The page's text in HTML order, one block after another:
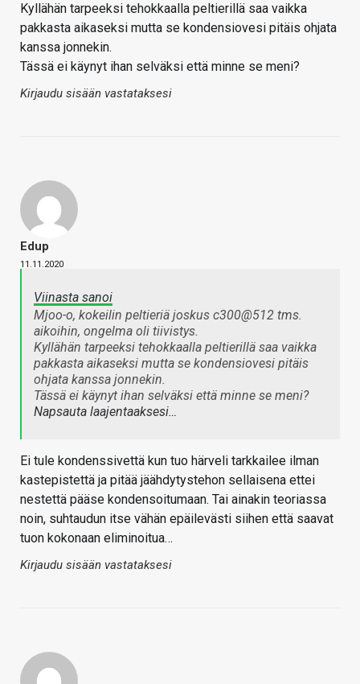
Kyllähän tarpeeksi tehokkaalla peltierillä saa vaikka
pakkasta aikaseksi mutta se kondensiovesi pitäis ohjata
kanssa jonnekin.
Tässä ei käynyt ihan selväksi että minne se meni?
Kirjaudu sisään vastataksesi
Edup
11.11.2020
Viinasta sanoi
Mjoo-o, kokeilin peltieriä joskus c300@512 tms.
aikoihin, ongelma oli tiivistys.
Kyllähän tarpeeksi tehokkaalla peltierillä saa vaikka
pakkasta aikaseksi mutta se kondensiovesi pitäis
ohjata kanssa jonnekin.
Tässä ei käynyt ihan selväksi että minne se meni?
Napsauta laajentaaksesi…
Ei tule kondenssivettä kun tuo härveli tarkkailee ilman
kastepistettä ja pitää jäähdytystehon sellaisena ettei
nestettä pääse kondensoitumaan. Tai ainakin teoriassa
noin, suhtaudun itse vähän epäilevästi siihen että saavat
tuon kokonaan eliminoitua…
Kirjaudu sisään vastataksesi